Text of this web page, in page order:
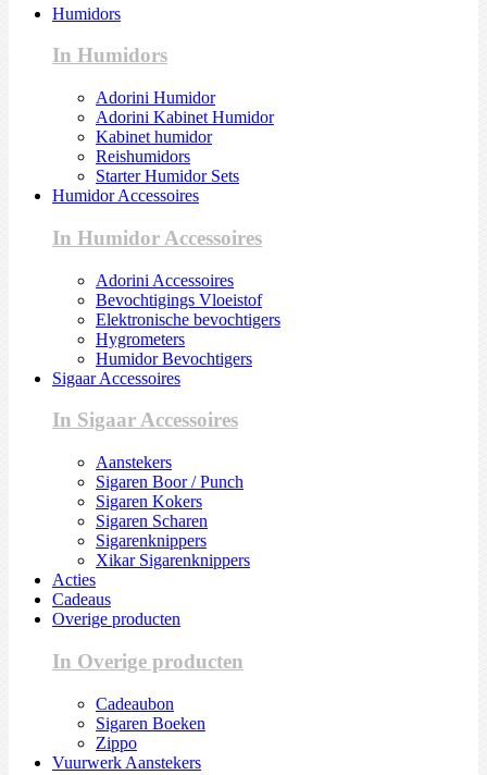
Humidors
In Humidors
Adorini Humidor
Adorini Kabinet Humidor
Kabinet humidor
Reishumidors
Starter Humidor Sets
Humidor Accessoires
In Humidor Accessoires
Adorini Accessoires
Bevochtigings Vloeistof
Elektronische bevochtigers
Hygrometers
Humidor Bevochtigers
Sigaar Accessoires
In Sigaar Accessoires
Aanstekers
Sigaren Boor / Punch
Sigaren Kokers
Sigaren Scharen
Sigarenknippers
Xikar Sigarenknippers
Acties
Cadeaus
Overige producten
In Overige producten
Cadeaubon
Sigaren Boeken
Zippo
Vuurwerk Aanstekers